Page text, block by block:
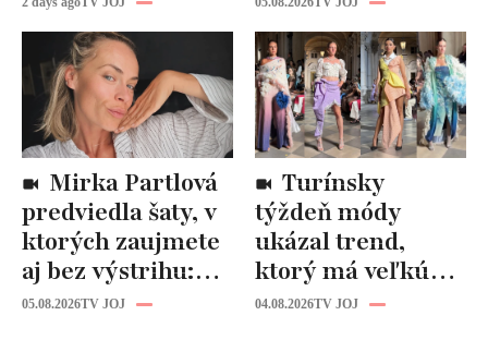
kúpeľňa ako z
novostavby!
štýlové kúsky
predviedla šaty, v
ktorých zaujmete
aj bez výstrihu:
Ich čaro je v tomto
05.08.2026TV JOJ
týždeň módy
ukázal trend,
ktorý má veľkú
budúcnosť: Počuli
04.08.2026TV JOJ